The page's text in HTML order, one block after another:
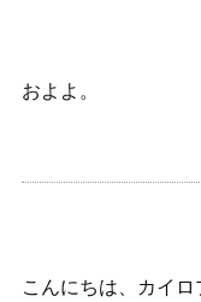
およよ。
こんにちは、カイロ